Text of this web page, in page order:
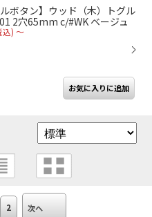
ボタン】ウッド（木）トグル
2穴65mm c/#WK ベージュ
込) ～
2 次へ